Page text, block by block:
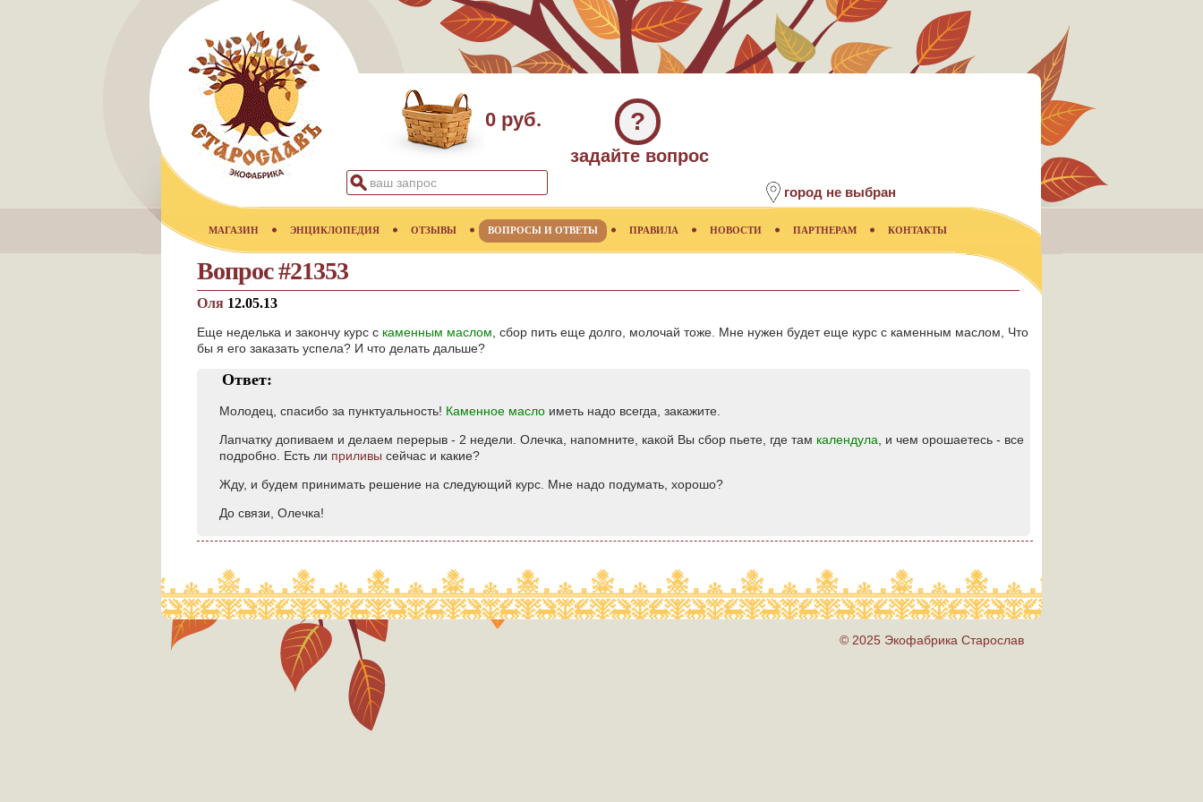
0 руб. ?
задайте вопрос
город не выбран
МАГАЗИН ЭНЦИКЛОПЕДИЯ ОТЗЫВЫ ВОПРОСЫ И ОТВЕТЫ ПРАВИЛА НОВОСТИ ПАРТНЕРАМ КОНТАКТЫ
Вопрос #21353
Оля 12.05.13
Еще неделька и закончу курс с каменным маслом , сбор пить еще долго, молочай тоже. Мне нужен будет еще курс с каменным маслом, Что
бы я его заказать успела? И что делать дальше?
Ответ:
Молодец, спасибо за пунктуальность! Каменное масло иметь надо всегда, закажите.
Лапчатку допиваем и делаем перерыв - 2 недели. Олечка, напомните, какой Вы сбор пьете, где там календула , и чем орошаетесь - все
подробно. Есть ли приливы сейчас и какие?
Жду, и будем принимать решение на следующий курс. Мне надо подумать, хорошо?
До связи, Олечка!
© 2025 Экофабрика Старослав